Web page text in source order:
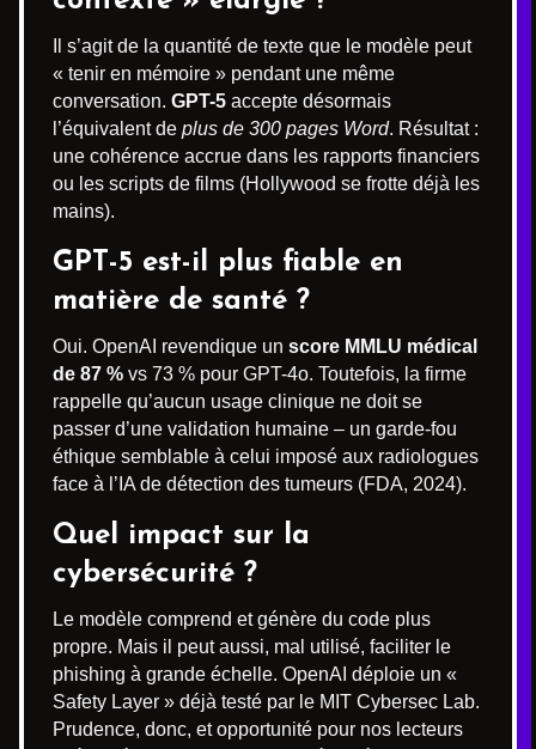
Il s’agit de la quantité de texte que le modèle peut
« tenir en mémoire » pendant une même
conversation. GPT-5 accepte désormais
l’équivalent de plus de 300 pages Word. Résultat :
une cohérence accrue dans les rapports financiers
ou les scripts de films (Hollywood se frotte déjà les
mains).
GPT-5 est-il plus fiable en
matière de santé ?
Oui. OpenAI revendique un score MMLU médical
de 87 % vs 73 % pour GPT-4o. Toutefois, la firme
rappelle qu’aucun usage clinique ne doit se
passer d’une validation humaine – un garde-fou
éthique semblable à celui imposé aux radiologues
face à l’IA de détection des tumeurs (FDA, 2024).
Quel impact sur la
cybersécurité ?
Le modèle comprend et génère du code plus
propre. Mais il peut aussi, mal utilisé, faciliter le
phishing à grande échelle. OpenAI déploie un «
Safety Layer » déjà testé par le MIT Cybersec Lab.
Prudence, donc, et opportunité pour nos lecteurs